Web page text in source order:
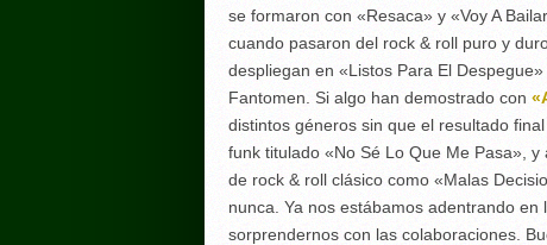
se formaron con «Resaca» y «Voy A
cuando pasaron del rock & roll puro y
despliegan en «Listos Para El
Fantomen. Si algo han demostrado con
distintos géneros sin que el resultado
funk titulado «No Sé Lo Que Me Pasa»,
de rock & roll clásico como «Malas
nunca. Ya nos estábamos adentrando
sorprendernos con las colaboraciones.